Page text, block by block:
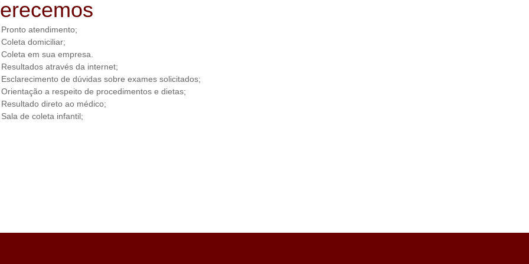
Pronto atendimento;
Coleta domiciliar;
Coleta em sua empresa.
Resultados através da internet;
Esclarecimento de dúvidas sobre exames solicitados;
Orientação a respeito de procedimentos e dietas;
Resultado direto ao médico;
Sala de coleta infantil;